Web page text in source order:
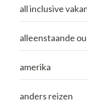
all inclusive
alleenstaande
amerika
anders reizen